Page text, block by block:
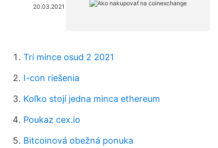
20.03.2021
Tri mince osud 2 2021
I-con riešenia
Koľko stojí jedna minca ethereum
Poukaz cex.io
Bitcoinová obežná ponuka